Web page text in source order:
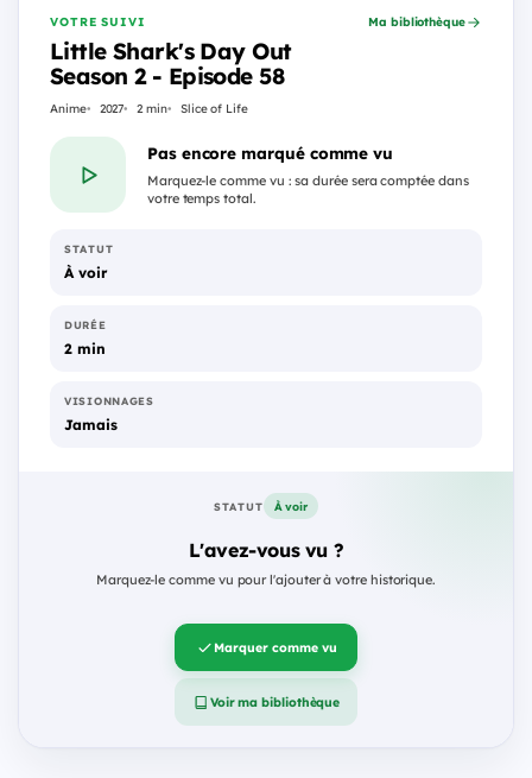
VOTRE SUIVI
Little Shark's Day Out
Season 2 - Episode 58
Anime 2027 2 min Slice of Life
Ma bibliothèque
Pas encore marqué comme vu
Marquez-le comme vu : sa durée sera comptée dans
votre temps total.
STATUT
À voir
DURÉE
2 min
VISIONNAGES
Jamais
STATUT À voir
L'avez-vous vu ?
Marquez-le comme vu pour l'ajouter à votre historique.
Marquer comme vu
Voir ma bibliothèque